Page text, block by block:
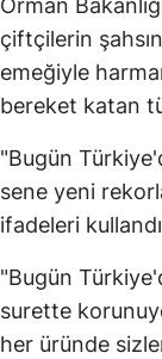
Orman
çiftçilerin
emeğiyle
bereket katan
"Bugün
sene yeni
ifadeleri
"Bugün
surette
her üründe